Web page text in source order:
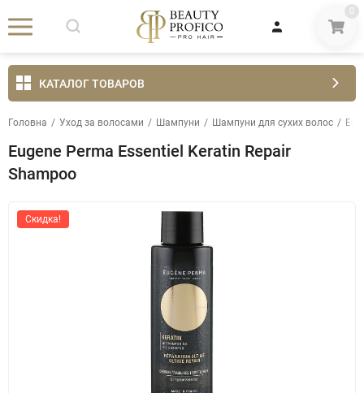
0
КАТАЛОГ ТОВАРОВ
Головна / Уход за волосами / Шампуни / Шампуни для сухих волос /
Eugene Perma Essentiel Keratin Repair
Shampoo
Скидка!